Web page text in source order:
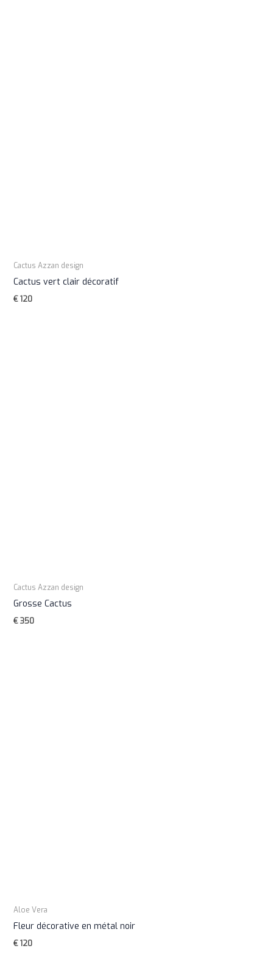
Cactus Azzan design
Cactus vert clair décoratif
€120
Cactus Azzan design
Grosse Cactus
€350
Aloe Vera
Fleur décorative en métal noir
€120